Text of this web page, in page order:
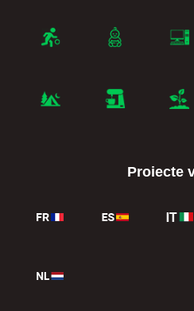
Proiecte